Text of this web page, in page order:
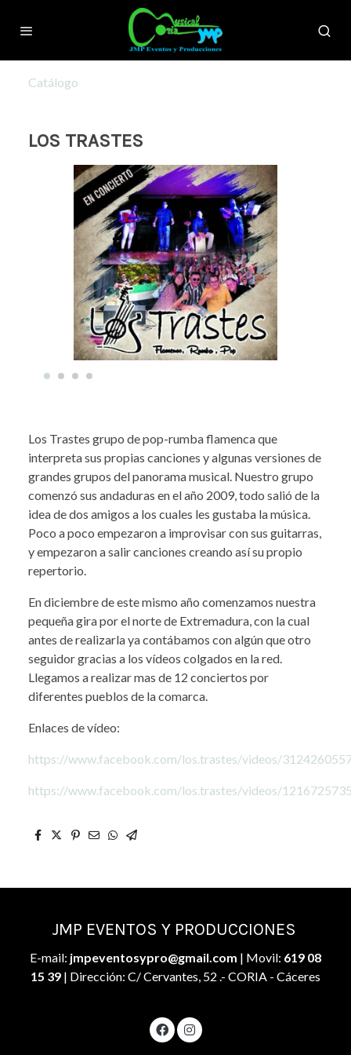
Catálogo
LOS TRASTES
Los Trastes grupo de pop-rumba flamenca que
interpreta sus propias canciones y algunas versiones de
grandes grupos del panorama musical. Nuestro grupo
comenzó sus andaduras en el año 2009, todo salió de la
idea de dos amigos a los cuales les gustaba la música.
Poco a poco empezaron a improvisar con sus guitarras,
y empezaron a salir canciones creando así su propio
repertorio.
En diciembre de este mismo año comenzamos nuestra
pequeña gira por el norte de Extremadura, con la cual
antes de realizarla ya contábamos con algún que otro
seguidor gracias a los vídeos colgados en la red.
Llegamos a realizar mas de 12 conciertos por
diferentes pueblos de la comarca.
Enlaces de vídeo:
https://www.facebook.com/los.trastes/videos/
https://www.facebook.com/los.trastes/videos/
JMP EVENTOS Y PRODUCCIONES
E-mail: jmpeventosypro@gmail.com | Movil: 619 08
15 39 | Dirección: C/ Cervantes, 52 .- CORIA - Cáceres